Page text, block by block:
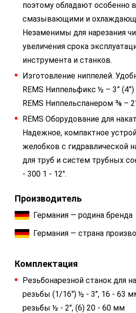
поэтому обладают особенно
смазывающими и
Незаменимы для нарезания
увеличения срока
инструмента и станков.
Изготовление ниппелей.
REMS Ниппельфикс ½ – 3”
REMS Ниппельспанером ⅜ –
REMS Оборудование для
Надежное, компактное
желобков с гидравлической
для труб и систем трубных
- 300 1 - 12".
Производитель
Германия — родина бренда
Германия — страна
Комплектация
Резьбонарезной станок для
резьбы (1/16") ½ - 3", 16 - 63
резьбы ½ - 2", (6) 20 - 60 мм